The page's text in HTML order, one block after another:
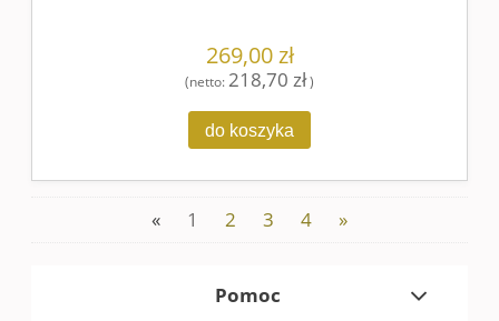
269,00 zł
(netto:218,70 zł)
do koszyka
« 1 2 3 4 »
Pomoc